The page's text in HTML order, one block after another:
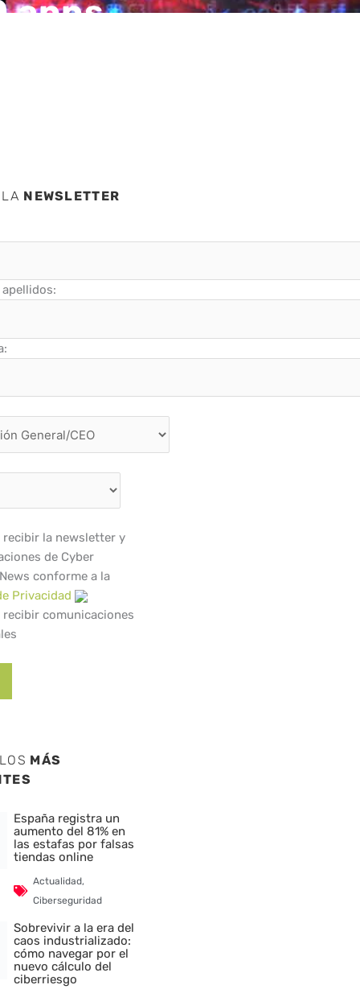
apps
NEWSLETTER
recibir la newsletter y
de Cyber
conforme a la
Privacidad
recibir comunicaciones
MÁS
España registra un
aumento del 81% en
las estafas por falsas
tiendas online
Actualidad,
Ciberseguridad
Sobrevivir a la era del
caos industrializado:
cómo navegar por el
nuevo cálculo del
ciberriesgo